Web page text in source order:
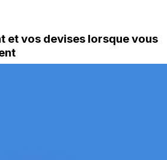
et vos devises lorsque vous
toutes les fonctionnalités
transferts d'argent internationaux
Convertissez des devises,
de taux et transférez de
frais cachés. Téléchargez
!